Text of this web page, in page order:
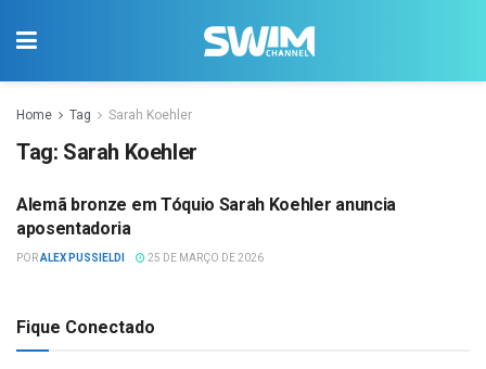
Home Tag Sarah Koehler
Tag: Sarah Koehler
NATAÇÃO
Alemã bronze em Tóquio Sarah Koehler anuncia
aposentadoria
PORALEX PUSSIELDI 25 DE MARÇO DE 2026
Fique Conectado